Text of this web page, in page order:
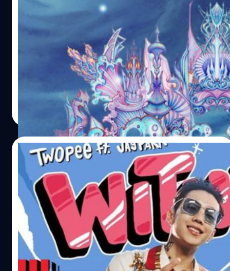
เข้านอนและหลับไหล...สักทีนึง ไม่รู้อีกนานเท่าไหร่ฉันจะได้
ออกไป...ให้ถึง **เรดาร์มันกระพริบบอกว่าให้รีบไป ไปพบกับ
ความฝันที่ฉันเฝ้ารอไว้ แต่เรื่องจริงชีวิตมันก็ไม่ง่ายดาย เธอไม่
ยอมหลับไหล งานนี้ขนทีมงานคุณภาพมากันแน่นทั้ง บอย โก
สิยพงษ์ เขียนเนื้อร้อง Cyndi Seui เจ้าพ่ออิเล็คทรอนิคส์มา
แต่งทำนอง ส่วน บุรินทร์ และ บอล กันต์ รุจิณรงค์ แห่งวง
อพาร์ตเมนต์คุณป้า เป็นโปรดิวเซอร์ นอกจากนี้ยังมีแขกรับ
เชิญสุดพิเศษ คือ โต้ง TWOPEE Southside มาแร็ปสร้างสีสัน
ผสานพลังกันระหว่างดิสโก้ กับ แร็ป…
4B พร้อม Twopee บุกสงกรานต์ RCA ใน
ATLANTIS WATER FESTIVAL
“4B” บุก “ATLANTIS WATER FESTIVAL" พร้อมขนทัพศิลปิน
ไทย ต่างประเทศ และสาวสวยกว่า 200 คน มารวมตัวกันใน
อาณาจักรเทศกาลดนตรีแห่งใหม่..ที่มันส์เกินจินตนาการ
เตรียมร่างให้พร้อม แล้วดำดิ่งไประเบิดความมันส์กันให้สุด
เหวี่ยงในอาณาจักรใต้บาดาลแห่งใหม่ ที่ตั้งชื่อตามมหานคร
แห่งท้องทะเลที่สาบสูญ “Atlantis” กับงาน "ATLANTIS
WATER FESTIVAL" เทศกาลดนตรีสุดว้าว! ที่จะมาเพิ่มองศา
ความร้อนด้วยความสนุกสุดมันส์แบบนอนสต็อป จากทัพ
ศิลปินดังและทีมดีเจชั้นนำมากมายทั้งในประเทศและต่าง
ประเทศ นำทีมโดยคลื่นร้อนลูกยักษ์ "Bang Bang Bang",
"TWOPEE SOUTHSIDE" คลื่นฮอตมาแรง “UDT BOY$ +
IronBoy", "J$R", "BEN BIZZY + Maiyarap", "P-Hot" และ
คลื่นสุดพีคจากต่างประเทศ “Timwho?”, “Hanmin”, ”Mike
Cervello", "Cesqeaux", “Snavs" และ ดีเจสุดโหดที่ทุกคนรอ
คอย “4B” ที่บินตรงมาเพิ่มความร้อนแรงถึงเมืองไทย ร่วมด้วย
เหล่าสาวสวยสุดฮอตสุดคิวท์จาก TCG Group กว่า 200…
พิทักษ์ จันทร์พลงาม| 2684 days ago
24/02/2019
เมื่อแร็ปไทยและแร็ปเกาหลีมาจับมือกันในซิง
เกิ้ลใหม่“WITH YOU” Twopee Southside
Feat. Jay Park
เป็นอีกหนึ่งการ ฟีเจอริ่งครั้งยิ่งใหญ่ของวงการเพลงไทย เมื่อ
โต้ง Twopee Southside แร็ปเปอร์หนุ่มหล่อขวัญใจชาวไทย
ได้จับมือกับ เจย์ ปาร์ค แร็ปเปอร์หนุ่มผู้รันวงการแร็ปให้แก่
เกาหลีและเอเชีย ทั้งคู่ได้ผสมผสานเคมีจนออกมาเป็น
บทเพลงที่มีชื่อว่า “With You” “With You” เป็นเพลงที่
ธีรพงศ์ เสรีสำราญ| 2721 days ago